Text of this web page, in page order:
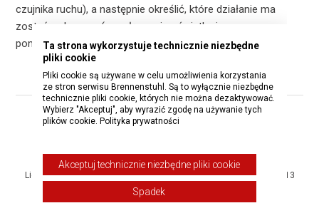
czujnika ruchu), a następnie określić, które działanie ma
zostać wykonane (np. włączenie oświetlenia w
pomieszczeniu lub wysłanie powiadomienia e-mailem).
Czy ten artykuł był pomocny?
Liczba użytkowników, którzy uważają ten artykuł za przydatny: 6 z 13
Ta strona wykorzystuje technicznie niezbędne
pliki cookie
Pliki cookie są używane w celu umożliwienia korzystania
ze stron serwisu Brennenstuhl. Są to wyłącznie niezbędne
technicznie pliki cookie, których nie można dezaktywować.
Wybierz "Akceptuj", aby wyrazić zgodę na używanie tych
plików cookie. Polityka prywatności
Akceptuj technicznie niezbędne pliki cookie
Spadek